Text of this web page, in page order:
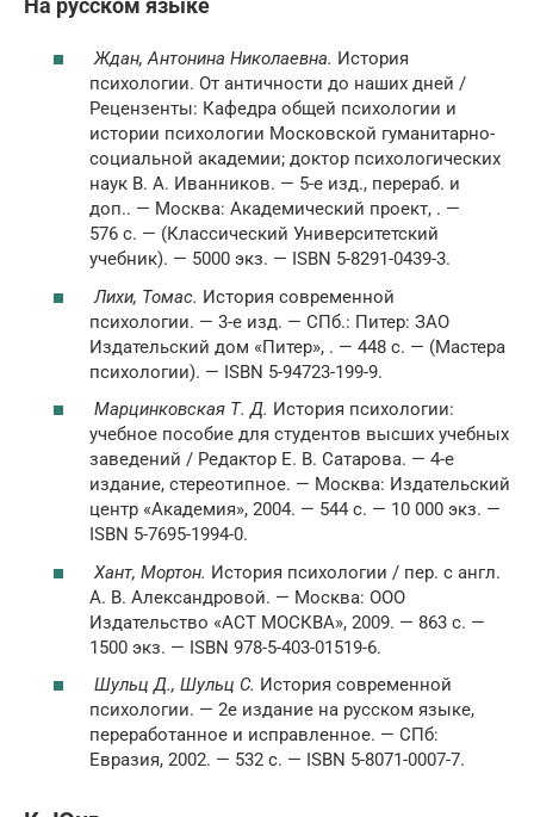
На русском языке
Ждан, Антонина Николаевна. История
психологии. От античности до наших дней /
Рецензенты: Кафедра общей психологии и
истории психологии Московской гуманитарно-
социальной академии; доктор психологических
наук В. А. Иванников. — 5-е изд., перераб. и
доп.. — Москва: Академический проект, . —
576 с. — (Классический Университетский
учебник). — 5000 экз. — ISBN 5-8291-0439-3.
Лихи, Томас. История современной
психологии. — 3-е изд. — СПб.: Питер: ЗАО
Издательский дом «Питер», . — 448 с. — (Мастера
психологии). — ISBN 5-94723-199-9.
Марцинковская Т. Д. История психологии:
учебное пособие для студентов высших учебных
заведений / Редактор Е. В. Сатарова. — 4-е
издание, стереотипное. — Москва: Издательский
центр «Академия», 2004. — 544 с. — 10 000 экз. —
ISBN 5-7695-1994-0.
Хант, Мортон. История психологии / пер. с англ.
А. В. Александровой. — Москва: ООО
Издательство «АСТ МОСКВА», 2009. — 863 с. —
1500 экз. — ISBN 978-5-403-01519-6.
Шульц Д., Шульц С. История современной
психологии. — 2е издание на русском языке,
переработанное и исправленное. — СПб:
Евразия, 2002. — 532 с. — ISBN 5-8071-0007-7.